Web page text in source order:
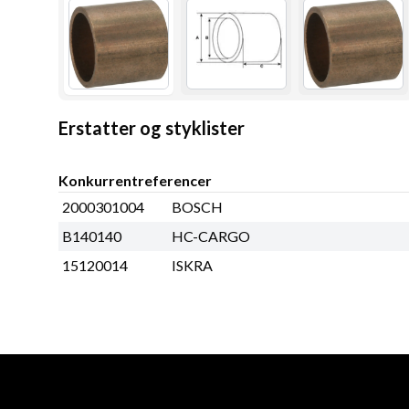
Erstatter og styklister
Konkurrentreferencer
2000301004
BOSCH
B140140
HC-CARGO
15120014
ISKRA